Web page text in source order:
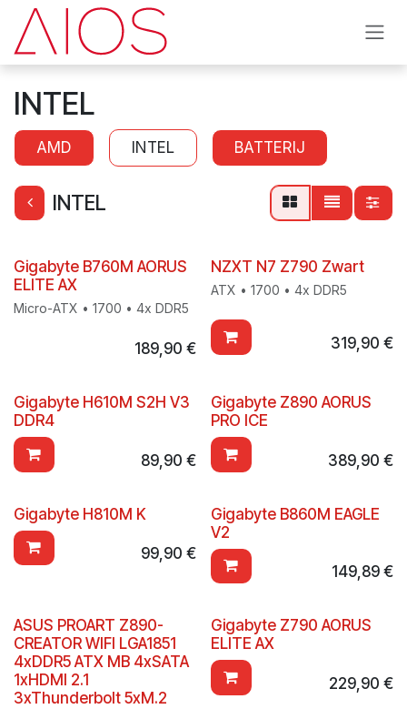
Overslaan naar inhoud
INTEL
AMD INTEL BATTERIJ
INTEL
Gigabyte B760M AORUS
ELITE AX
Micro-ATX • 1700 • 4x DDR5
189,90 €
Nieuw!
NZXT N7 Z790 Zwart
ATX • 1700 • 4x DDR5
319,90 €
Gigabyte H610M S2H V3
DDR4
89,90 €
Gigabyte Z890 AORUS
PRO ICE
389,90 €
Gigabyte H810M K
99,90 €
Gigabyte B860M EAGLE
V2
149,89€
ASUS PROART Z890-
CREATOR WIFI LGA1851
4xDDR5 ATX MB 4xSATA
1xHDMI 2.1
3xThunderbolt 5xM.2
Gigabyte Z790 AORUS
ELITE AX
229,90 €